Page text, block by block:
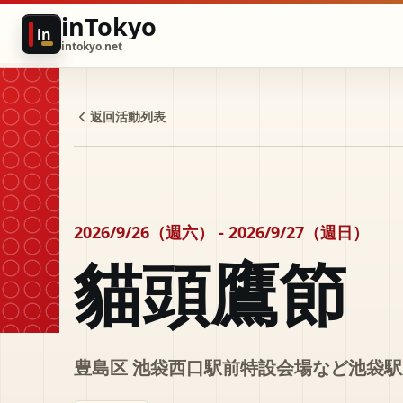
in inTokyo
intokyo.net
返回活動列表
2026/9/26（週六） - 2026/9/27（週日）
貓頭鷹節
豊島区 池袋西口駅前特設会場など池袋